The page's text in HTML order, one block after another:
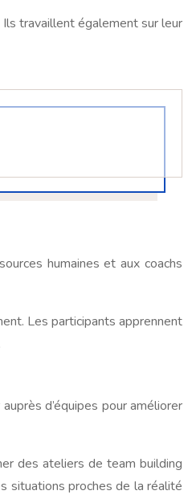
travaillent également sur leur
humaines et aux coachs
Les participants apprennent
d’équipes pour améliorer
des ateliers de team building
situations proches de la réalité